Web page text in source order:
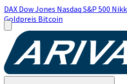
DAX Dow Jones Nasdaq S&P 500
Goldpreis Bitcoin